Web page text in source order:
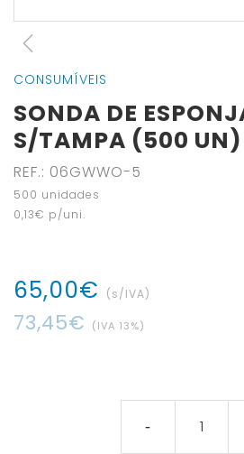
CONSUMÍVEIS
SONDA DE
S/TAMPA (500 UN)
REF.: 06GWWO-5
500 unidades
0,13€ p/uni.
65,00€ (s/IVA)
73,45€ (IVA 13%)